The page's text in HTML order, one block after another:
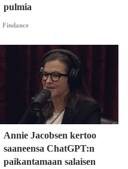
pulmia
Findance
Annie Jacobsen kertoo
saaneensa ChatGPT:n
paikantamaan salaisen